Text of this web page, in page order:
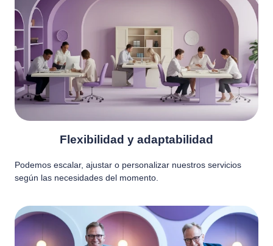
Flexibilidad y adaptabilidad
Podemos escalar, ajustar o personalizar nuestros servicios
según las necesidades del momento.